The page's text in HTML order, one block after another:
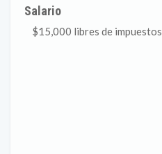
Salario
$15,000 libres de impuestos